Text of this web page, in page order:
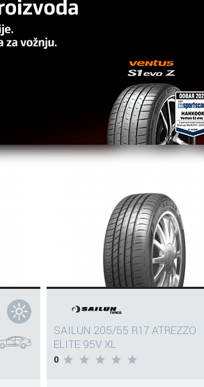
SAILUN 205/55 R17 ATREZZO
ELITE 95V XL
0